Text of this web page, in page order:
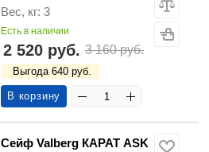
Вес, кг: 3
Есть в наличии
2 520 руб. 3 160 руб.
Выгода 640 руб.
В корзину
Сейф Valberg КАРАТ ASK